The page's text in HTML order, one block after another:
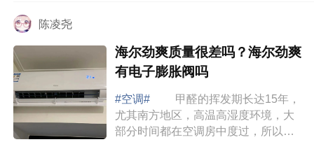
陈凌尧
海尔劲爽质量很差吗？海尔劲爽
有电子膨胀阀吗
#空调#
甲醛的挥发期长达15年，
尤其南方地区，高温高湿度环境，大
部分时间都在空调房中度过，所以长